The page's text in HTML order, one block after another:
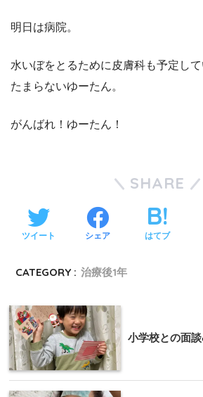
明日は病院。
水いぼをとるために皮膚科も予定し
たまらないゆーたん。
がんばれ！ゆーたん！
SHARE
ツイート シェア はてブ
CATEGORY : 治療後1年
小学校との面